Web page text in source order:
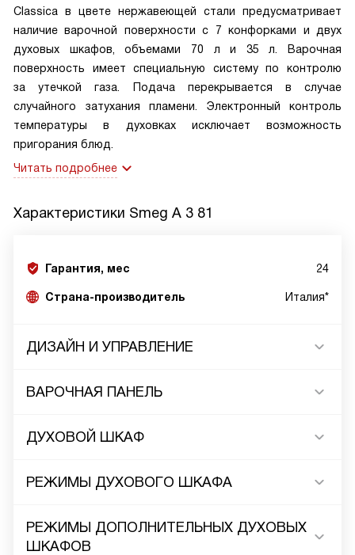
Classica в цвете нержавеющей стали предусматривает
наличие варочной поверхности с 7 конфорками и двух
духовых шкафов, объемами 70 л и 35 л. Варочная
поверхность имеет специальную систему по контролю
за утечкой газа. Подача перекрывается в случае
случайного затухания пламени. Электронный контроль
температуры в духовках исключает возможность
пригорания блюд.
Читать подробнее
Характеристики Smeg A 3 81
Гарантия, мес 24
Страна-производитель Италия*
ДИЗАЙН И УПРАВЛЕНИЕ
ВАРОЧНАЯ ПАНЕЛЬ
ДУХОВОЙ ШКАФ
РЕЖИМЫ ДУХОВОГО ШКАФА
РЕЖИМЫ ДОПОЛНИТЕЛЬНЫХ ДУХОВЫХ
ШКАФОВ